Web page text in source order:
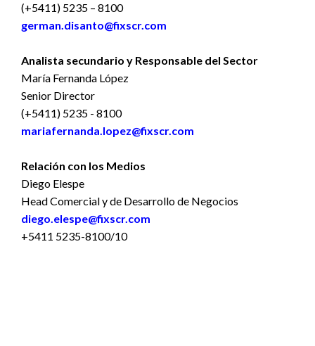
(+5411) 5235 – 8100
german.disanto@fixscr.com
Analista secundario y Responsable del Sector
María Fernanda López
Senior Director
(+5411) 5235 - 8100
mariafernanda.lopez@fixscr.com
Relación con los Medios
Diego Elespe
Head Comercial y de Desarrollo de Negocios
diego.elespe@fixscr.com
+5411 5235-8100/10